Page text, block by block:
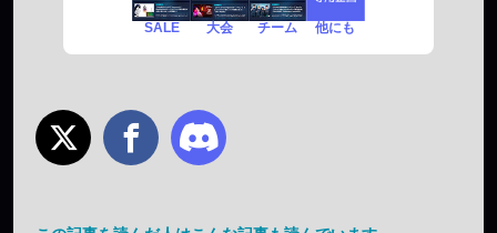
SALE 大会 チーム 他にも